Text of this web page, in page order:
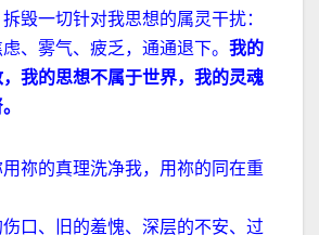
毁一切针对我思想的属灵干扰：
、雾气、疲乏，通通退下。 我的
我的思想不属于世界，我的灵魂
祢的真理洗净我，用祢的同在重
口、旧的羞愧、深层的不安、过